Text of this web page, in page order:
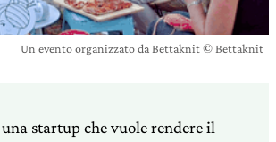
Un evento organizzato da Bettaknit © Bettaknit
startup che vuole rendere il